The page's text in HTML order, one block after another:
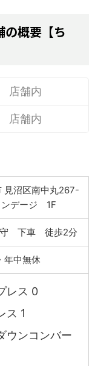
の概要【ち
店舗内
店舗内
見沼区南中丸267-
デージ 1F
守 下車 徒歩2分
年中無休
レス 0
ス 1
ウンコンバー